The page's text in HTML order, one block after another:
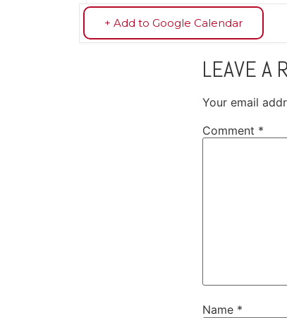
+ Add to Google Calendar
LEAVE A
Your email
Comment *
Name *